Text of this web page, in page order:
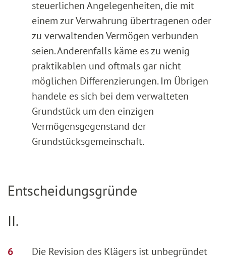
steuerlichen Angelegenheiten, die mit
einem zur Verwahrung übertragenen oder
zu verwaltenden Vermögen verbunden
seien. Anderenfalls käme es zu wenig
praktikablen und oftmals gar nicht
möglichen Differenzierungen. Im Übrigen
handele es sich bei dem verwalteten
Grundstück um den einzigen
Vermögensgegenstand der
Grundstücksgemeinschaft.
Entscheidungsgründe
II.
Die Revision des Klägers ist unbegründet